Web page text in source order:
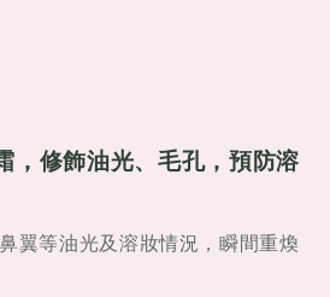
，修飾油光、毛孔，預防溶
翼等油光及溶妝情況，瞬間重煥